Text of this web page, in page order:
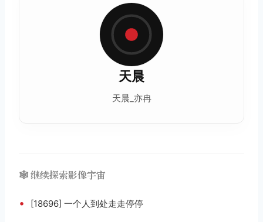
天晨
天晨_亦冉
🕸️ 继续探索影像宇宙
• [18696] 一个人到处走走停停